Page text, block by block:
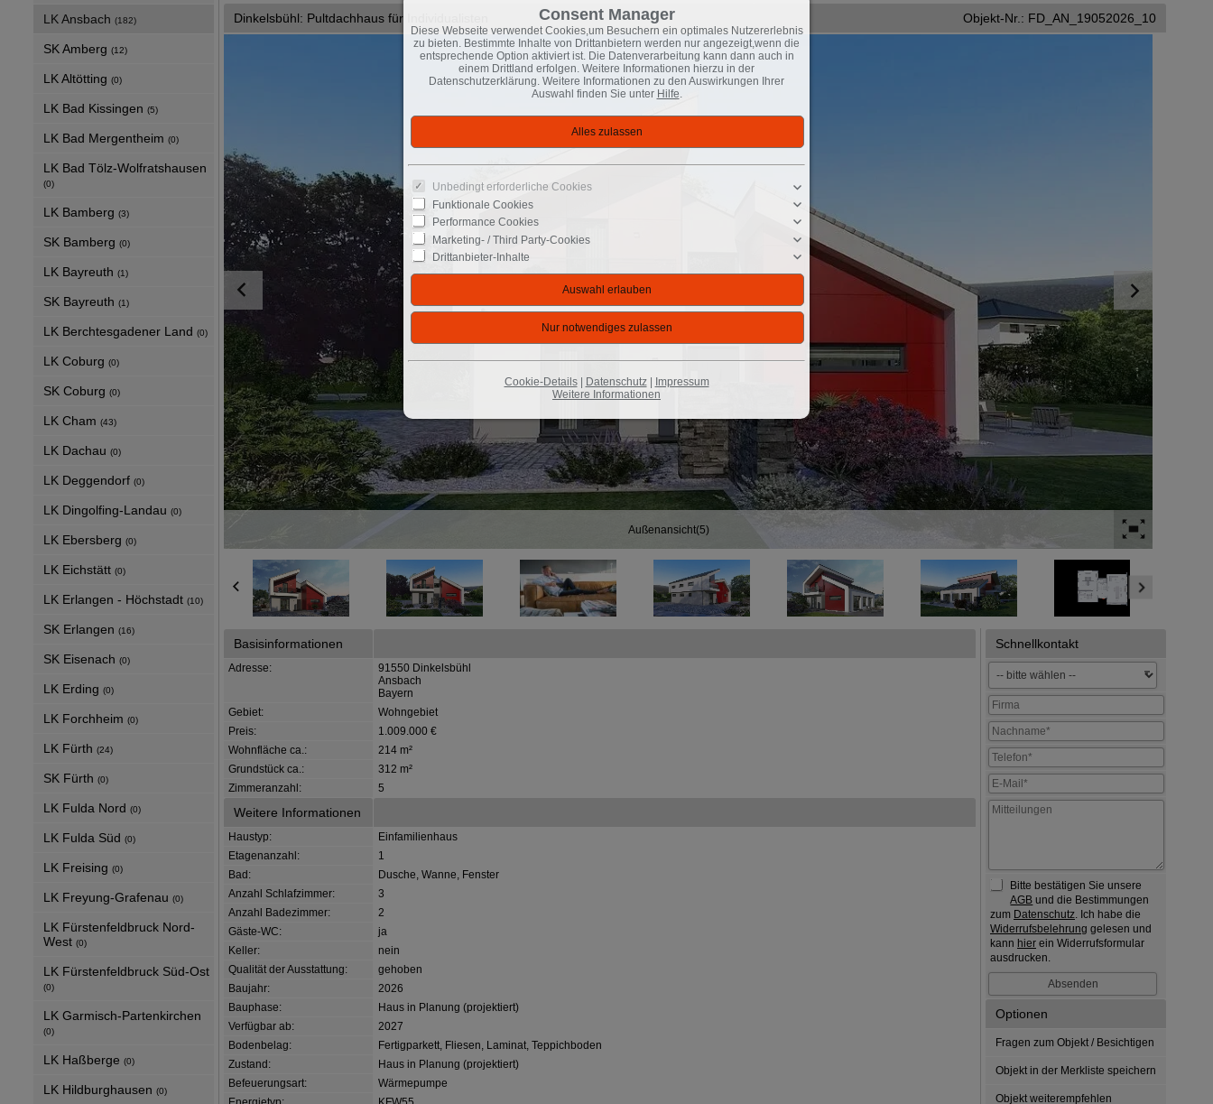
LK Ansbach (182)
SK Amberg (12)
LK Altötting (0)
LK Bad Kissingen (5)
LK Bad Mergentheim (0)
LK Bad Tölz-Wolfratshausen
(0)
LK Bamberg (3)
SK Bamberg (0)
LK Bayreuth (1)
SK Bayreuth (1)
LK Berchtesgadener Land (0)
LK Coburg (0)
SK Coburg (0)
LK Cham (43)
LK Dachau (0)
LK Deggendorf (0)
LK Dingolfing-Landau (0)
LK Ebersberg (0)
LK Eichstätt (0)
LK Erlangen - Höchstadt (10)
SK Erlangen (16)
SK Eisenach (0)
LK Erding (0)
LK Forchheim (0)
LK Fürth (24)
SK Fürth (0)
LK Fulda Nord (0)
LK Fulda Süd (0)
LK Freising (0)
LK Freyung-Grafenau (0)
LK Fürstenfeldbruck Nord-
West (0)
LK Fürstenfeldbruck Süd-Ost
(0)
LK Garmisch-Partenkirchen
(0)
LK Haßberge (0)
LK Hildburghausen (0)
Dinkelsbühl: Pultdachhaus für Individualisten Objekt-Nr.: FD_AN_19052026_10
Außenansicht(5)
Schnellkontakt
Bitte bestätigen Sie unsere
AGB und die Bestimmungen
zum Datenschutz. Ich habe die
Widerrufsbelehrung gelesen und
kann hier ein Widerrufsformular
ausdrucken.
Optionen
Fragen zum Objekt / Besichtigen
Objekt in der Merkliste speichern
Objekt weiterempfehlen
Basisinformationen
Adresse:
91550 Dinkelsbühl
Ansbach
Bayern
Gebiet:
Wohngebiet
Preis:
1.009.000 €
Wohnfläche ca.:
214 m²
Grundstück ca.:
312 m²
Zimmeranzahl:
5
Weitere Informationen
Haustyp:
Einfamilienhaus
Etagenanzahl:
1
Bad:
Dusche, Wanne, Fenster
Anzahl Schlafzimmer:
3
Anzahl Badezimmer:
2
Gäste-WC:
ja
Keller:
nein
Qualität der Ausstattung:
gehoben
Baujahr:
2026
Bauphase:
Haus in Planung (projektiert)
Verfügbar ab:
2027
Bodenbelag:
Fertigparkett, Fliesen, Laminat, Teppichboden
Zustand:
Haus in Planung (projektiert)
Befeuerungsart:
Wärmepumpe
Consent Manager
Diese Webseite verwendet Cookies,um Besuchern ein optimales Nutzererlebnis
zu bieten. Bestimmte Inhalte von Drittanbietern werden nur angezeigt,wenn die
entsprechende Option aktiviert ist. Die Datenverarbeitung kann dann auch in
einem Drittland erfolgen. Weitere Informationen hierzu in der
Datenschutzerklärung. Weitere Informationen zu den Auswirkungen Ihrer
Auswahl finden Sie unter Hilfe.
Unbedingt erforderliche Cookies
Funktionale Cookies
Performance Cookies
Marketing- / Third Party-Cookies
Drittanbieter-Inhalte
Cookie-Details| Datenschutz|
Impressum
Weitere Informationen
Consent Manager
Sie können Ihre Cookie-Einstellung jederzeit hier ändern:
Cookie-Details|Datenschutz | Impressum
zurück